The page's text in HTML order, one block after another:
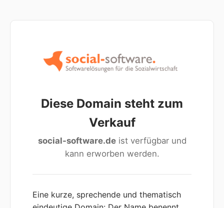
Diese Domain steht zum
Verkauf
social-software.deist verfügbar und
kann erworben werden.
Eine kurze, sprechende und thematisch